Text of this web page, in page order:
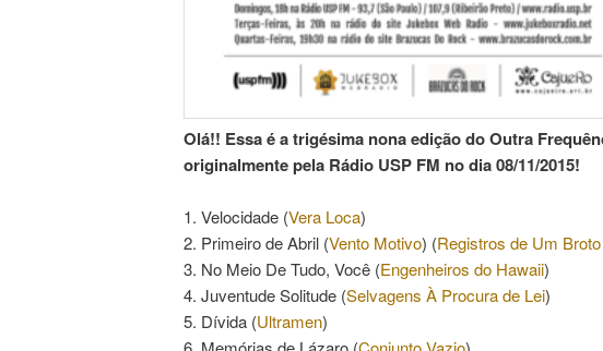
Olá!! Essa é a trigésima nona edição do Outra
originalmente pela Rádio USP FM no dia 08/11/2015!
1. Velocidade (Vera Loca)
2. Primeiro de Abril (Vento Motivo) (Registros de Um
3. No Meio De Tudo, Você (Engenheiros do Hawaii)
4. Juventude Solitude (Selvagens À Procura de Lei)
5. Dívida (Ultramen)